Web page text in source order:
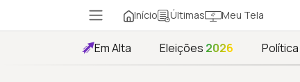
Início Últimas Meu Tela
Em Alta Eleições 2026 Política